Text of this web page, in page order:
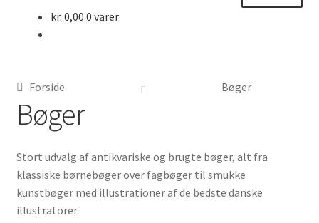
Bøger og blade
Ting
Jul og temaer
kr. 0,00 0 varer
Forside Bøger
Bøger
Stort udvalg af antikvariske og brugte bøger, alt fra
klassiske børnebøger over fagbøger til smukke
kunstbøger med illustrationer af de bedste danske
illustratorer.